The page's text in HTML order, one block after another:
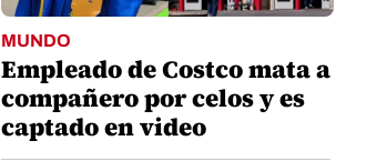
MUNDO
Empleado de Costco mata a
compañero por celos y es
captado en video